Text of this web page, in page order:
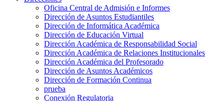
Oficina Central de Admisión e Informes
Dirección de Asuntos Estudiantiles
Dirección de Informática Académica
Dirección de Educación Virtual
Dirección Académica de Responsabilidad Social
Dirección Académica de Relaciones Institucionales
Dirección Académica del Profesorado
Dirección de Asuntos Académicos
Dirección de Formación Continua
prueba
Conexión Regulatoria